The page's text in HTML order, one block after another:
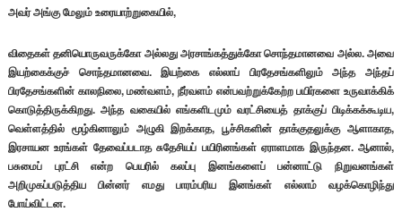
அவர் அங்கு மேலும் உரையாற்றுகையில்,
விதைகள் தனியொருவருக்கோ அல்லது அரசாங்கத்துக்கோ சொந்தமானவை அல்ல. அவை
இயற்கைக்குச் சொந்தமானவை. இயற்கை எல்லாப் பிரதேசங்களிலும் அந்த அந்தப்
பிரதேசங்களின் காலநிலை, மண்வளம், நீர்வளம் என்பவற்றுக்கேற்ற பயிர்களை உருவாக்கிக்
கொடுத்திருக்கிறது. அந்த வகையில் எங்களிடமும் வரட்சியைத் தாக்குப் பிடிக்கக்கூடிய,
வெள்ளத்தில் மூழ்கினாலும் அழுகி இறக்காத, பூச்சிகளின் தாக்குதலுக்கு ஆளாகாத,
இரசாயன உரங்கள் தேவைப்படாத சுதேசியப் பயிரினங்கள் ஏராளமாக இருந்தன. ஆனால்,
பசுமைப் புரட்சி என்ற பெயரில் கலப்பு இனங்களைப் பன்னாட்டு நிறுவனங்கள்
அறிமுகப்படுத்திய பின்னர் எமது பாரம்பரிய இனங்கள் எல்லாம் வழக்கொழிந்து
போய்விட்டன.